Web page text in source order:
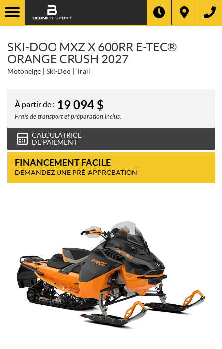
SKI-DOO MXZ X 600RR E-TEC®
ORANGE CRUSH 2027
Motoneige Ski-Doo Trail
À partir de : 19 094 $
Frais de transport et préparation inclus.
CALCULATRICE
DE PAIEMENT
FINANCEMENT FACILE
DEMANDEZ UNE PRÉ-APPROBATION